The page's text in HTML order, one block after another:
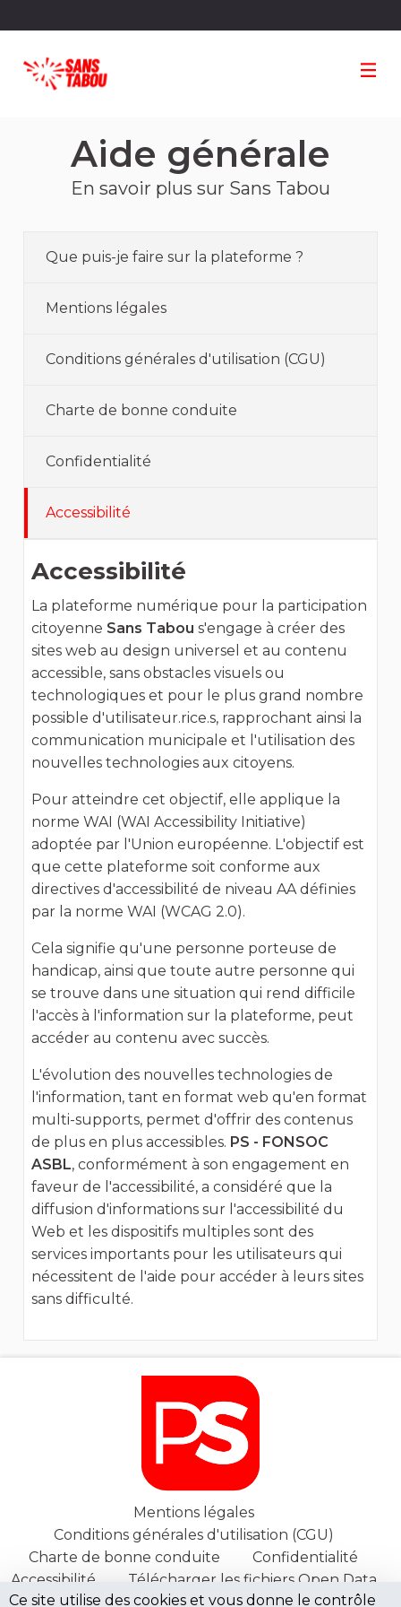
Aide générale
En savoir plus sur Sans Tabou
Que puis-je faire sur la plateforme ?
Mentions légales
Conditions générales d'utilisation (CGU)
Charte de bonne conduite
Confidentialité
Accessibilité
Accessibilité
La plateforme numérique pour la participation
citoyenne Sans Tabou s'engage à créer des
sites web au design universel et au contenu
accessible, sans obstacles visuels ou
technologiques et pour le plus grand nombre
possible d'utilisateur.rice.s, rapprochant ainsi la
communication municipale et l'utilisation des
nouvelles technologies aux citoyens.
Pour atteindre cet objectif, elle applique la
norme WAI (WAI Accessibility Initiative)
adoptée par l'Union européenne. L'objectif est
que cette plateforme soit conforme aux
directives d'accessibilité de niveau AA définies
par la norme WAI (WCAG 2.0).
Cela signifie qu'une personne porteuse de
handicap, ainsi que toute autre personne qui
se trouve dans une situation qui rend difficile
l'accès à l'information sur la plateforme, peut
accéder au contenu avec succès.
L'évolution des nouvelles technologies de
l'information, tant en format web qu'en format
multi-supports, permet d'offrir des contenus
de plus en plus accessibles. PS - FONSOC
ASBL, conformément à son engagement en
faveur de l'accessibilité, a considéré que la
diffusion d'informations sur l'accessibilité du
Web et les dispositifs multiples sont des
services importants pour les utilisateurs qui
nécessitent de l'aide pour accéder à leurs sites
sans difficulté.
Mentions légales
Conditions générales d'utilisation (CGU)
Charte de bonne conduite
Confidentialité
Accessibilité
Télécharger les fichiers Open Data
Ce site utilise des cookies et vous donne le contrôle